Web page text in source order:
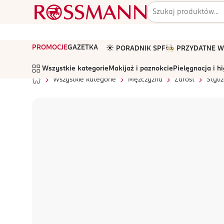
PROMOCJEGAZETKA ☀️ PORADNIK SPF🧑🏻‍🍳 PRZYDATNE
Wszystkie kategorie Makijaż i paznokcie Pielęgnacja i
Wszystkie kategorie
Mężczyzna Zarost